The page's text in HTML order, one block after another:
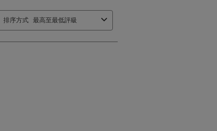
排序方式 最高至最低評級